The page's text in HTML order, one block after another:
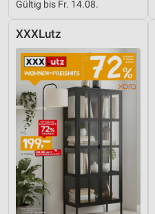
Gültig bis Fr. 14.08.
XXXLutz